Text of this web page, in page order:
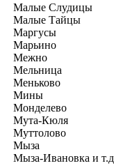
Малые Слудицы
Малые Тайцы
Маргусы
Марьино
Межно
Мельница
Меньково
Мины
Монделево
Мута-Кюля
Муттолово
Мыза
Мыза-Ивановка и